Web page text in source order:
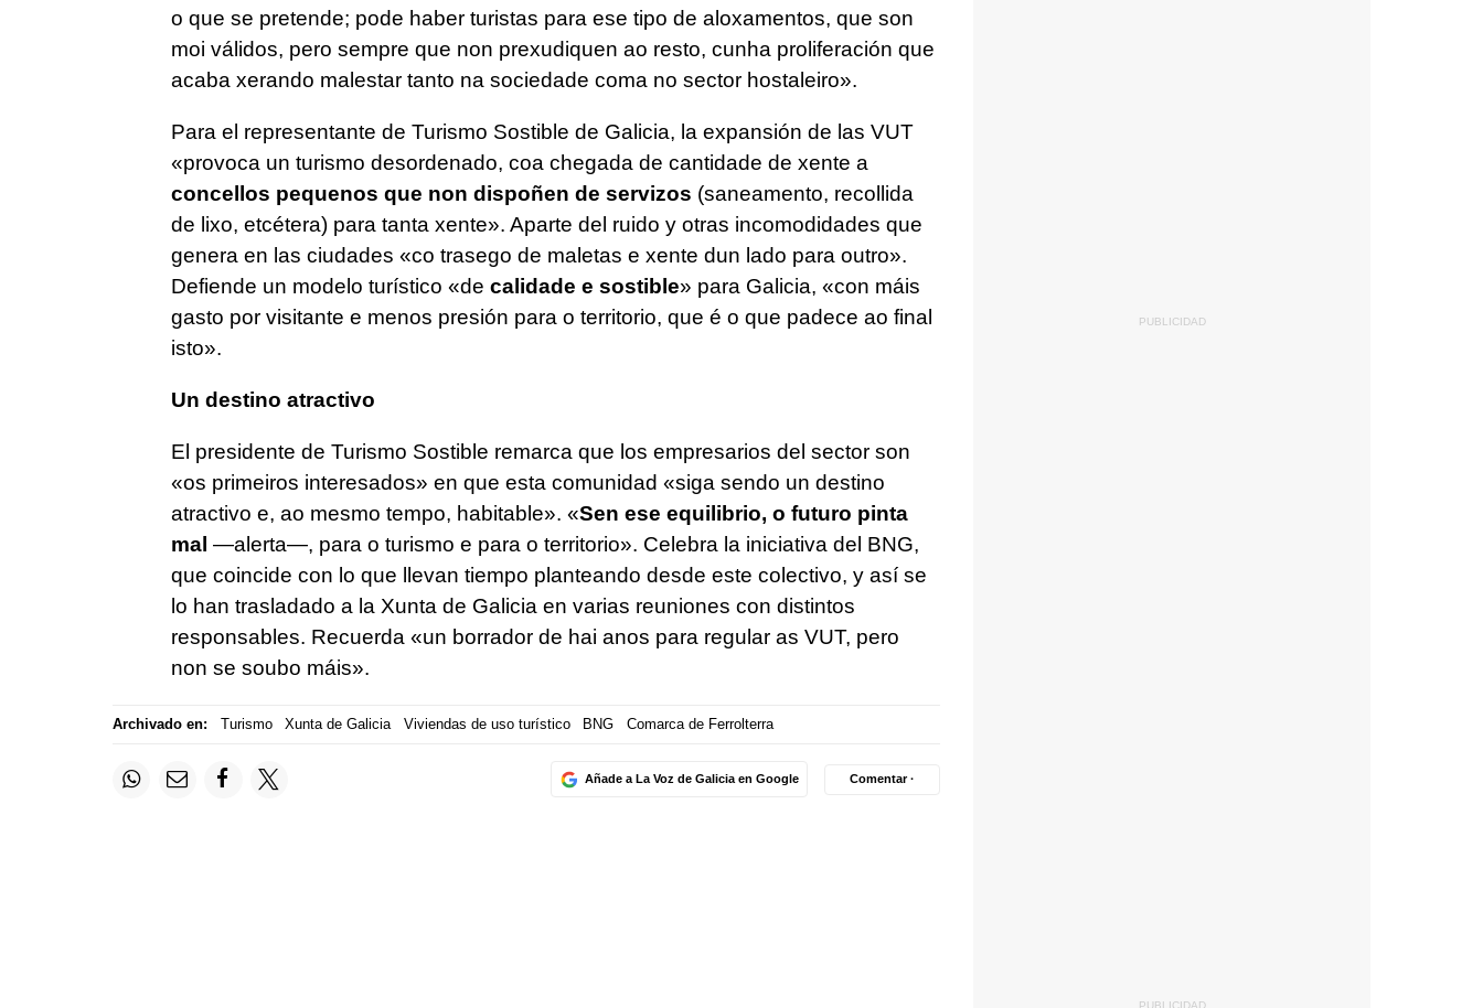
o que se pretende; pode haber turistas para ese tipo de aloxamentos, que son
moi válidos, pero sempre que non prexudiquen ao resto, cunha proliferación que
acaba xerando malestar tanto na sociedade coma no sector hostaleiro».
Para el representante de Turismo Sostible de Galicia, la expansión de las VUT
«provoca un turismo desordenado, coa chegada de cantidade de xente a
concellos pequenos que non dispoñen de servizos (saneamento, recollida
de lixo, etcétera) para tanta xente». Aparte del ruido y otras incomodidades que
genera en las ciudades «co trasego de maletas e xente dun lado para outro».
Defiende un modelo turístico «de calidade e sostible» para Galicia, «con máis
gasto por visitante e menos presión para o territorio, que é o que padece ao final
isto».
Un destino atractivo
El presidente de Turismo Sostible remarca que los empresarios del sector son
«os primeiros interesados» en que esta comunidad «siga sendo un destino
atractivo e, ao mesmo tempo, habitable». «Sen ese equilibrio, o futuro pinta
mal —alerta—, para o turismo e para o territorio». Celebra la iniciativa del BNG,
que coincide con lo que llevan tiempo planteando desde este colectivo, y así se
lo han trasladado a la Xunta de Galicia en varias reuniones con distintos
responsables. Recuerda «un borrador de hai anos para regular as VUT, pero
non se soubo máis».
Archivado en: Turismo Xunta de Galicia Viviendas de uso turístico BNG Comarca de Ferrolterra
Añade a La Voz de Galicia en Google Comentar ·